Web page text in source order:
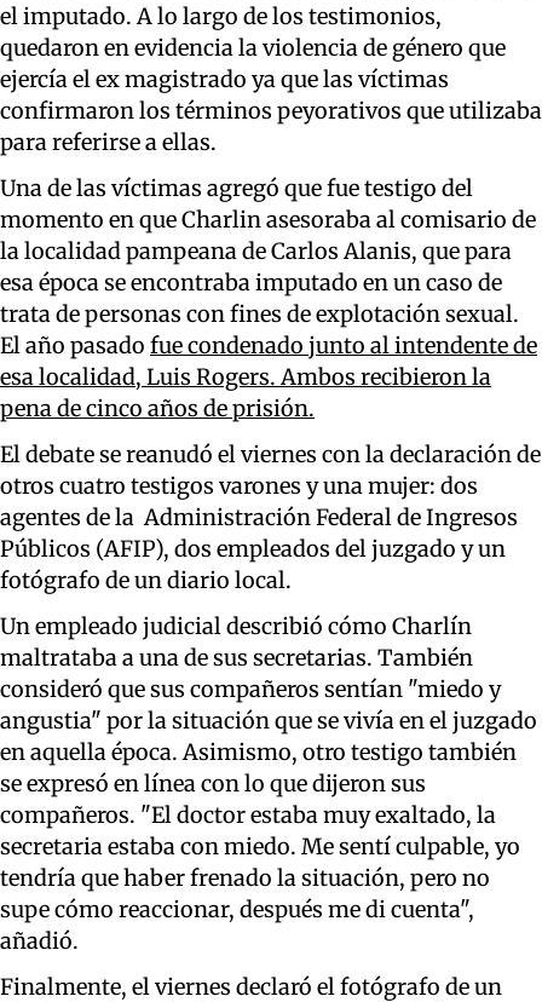
el imputado. A lo largo de los testimonios,
quedaron en evidencia la violencia de género que
ejercía el ex magistrado ya que las víctimas
confirmaron los términos peyorativos que utilizaba
para referirse a ellas.
Una de las víctimas agregó que fue testigo del
momento en que Charlin asesoraba al comisario de
la localidad pampeana de Carlos Alanis, que para
esa época se encontraba imputado en un caso de
trata de personas con fines de explotación sexual.
El año pasado fue condenado junto al intendente de
esa localidad, Luis Rogers. Ambos recibieron la
pena de cinco años de prisión.
El debate se reanudó el viernes con la declaración de
otros cuatro testigos varones y una mujer: dos
agentes de la Administración Federal de Ingresos
Públicos (AFIP), dos empleados del juzgado y un
fotógrafo de un diario local.
Un empleado judicial describió cómo Charlín
maltrataba a una de sus secretarias. También
consideró que sus compañeros sentían "miedo y
angustia" por la situación que se vivía en el juzgado
en aquella época. Asimismo, otro testigo también
se expresó en línea con lo que dijeron sus
compañeros. "El doctor estaba muy exaltado, la
secretaria estaba con miedo. Me sentí culpable, yo
tendría que haber frenado la situación, pero no
supe cómo reaccionar, después me di cuenta",
añadió.
Finalmente, el viernes declaró el fotógrafo de un